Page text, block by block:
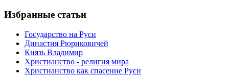
Избранные статьи
Государство на Руси
Династия Рюриковичей
Князь Владимир
Христианство - религия мира
Христианство как спасение Руси